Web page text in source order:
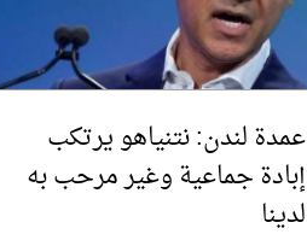
عمدة لندن: نتنياهو يرتكب
إبادة جماعية وغير مرحب به
لدينا